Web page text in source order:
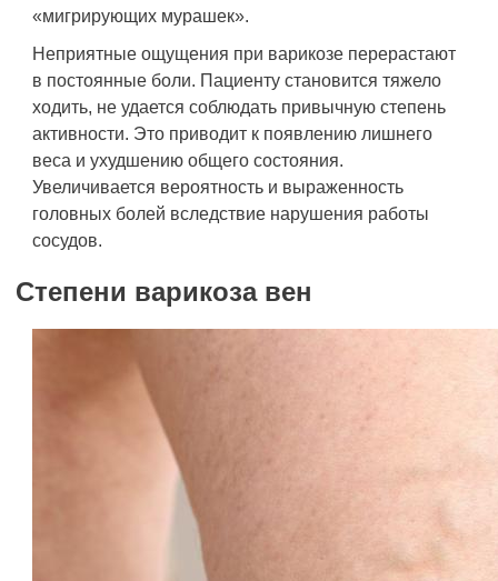
«мигрирующих мурашек».
Неприятные ощущения при варикозе перерастают
в постоянные боли. Пациенту становится тяжело
ходить, не удается соблюдать привычную степень
активности. Это приводит к появлению лишнего
веса и ухудшению общего состояния.
Увеличивается вероятность и выраженность
головных болей вследствие нарушения работы
сосудов.
Степени варикоза вен